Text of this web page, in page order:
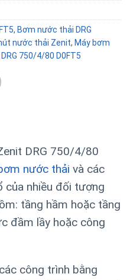
, Bơm nước thải DRG
nước thải Zenit, Máy bơm
750/4/80 D0FT5
DRG 750/4/80
nước thải và các
của nhiều đối tượng
tầng hầm hoặc tầng
đầm lầy hoặc công
công trình bằng